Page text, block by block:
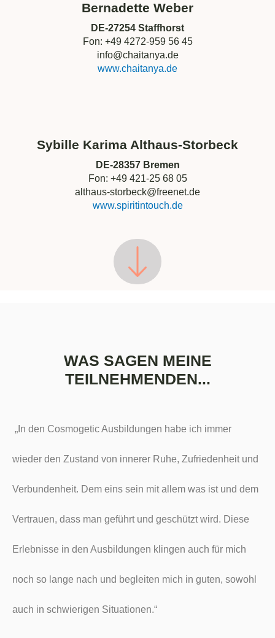
Bernadette Weber
DE-27254 Staffhorst
Fon: +49 4272-959 56 45
info@chaitanya.de
www.chaitanya.de
Sybille Karima Althaus-Storbeck
DE-28357 Bremen
Fon: +49 421-25 68 05
althaus-storbeck@freenet.de
www.spiritintouch.de
WAS SAGEN MEINE
TEILNEHMENDEN...
„In den Cosmogetic Ausbildungen habe ich immer
wieder den Zustand von innerer Ruhe, Zufriedenheit und
Verbundenheit. Dem eins sein mit allem was ist und dem
Vertrauen, dass man geführt und geschützt wird. Diese
Erlebnisse in den Ausbildungen klingen auch für mich
noch so lange nach und begleiten mich in guten, sowohl
auch in schwierigen Situationen.“